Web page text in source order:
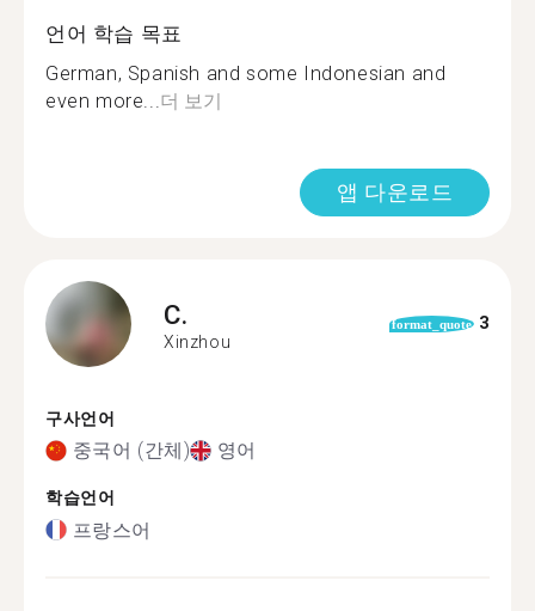
언어 학습 목표
German, Spanish and some Indonesian and
even more... 더 보기
앱 다운로드
C.
Xinzhou
format_quote 3
구사언어
중국어 (간체) 영어
학습언어
프랑스어